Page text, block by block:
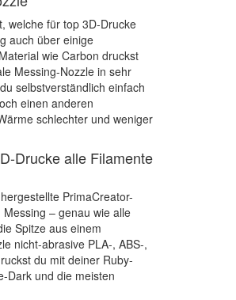
welche für top 3D-Drucke
auch über einige
wie Carbon druckst
Messing-Nozzle in sehr
selbstverständlich einfach
einen anderen
schlechter und weniger
Drucke alle Filamente
PrimaCreator-
– genau wie alle
Spitze aus einem
nicht-abrasive PLA-, ABS-,
du mit deiner Ruby-
Dark und die meisten